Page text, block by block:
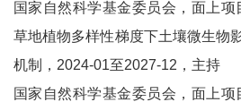
国家自然科学基金委员会，面上
草地植物多样性梯度下土壤微生物
机制，2024-01至2027-12，主持
国家自然科学基金委员会，面上